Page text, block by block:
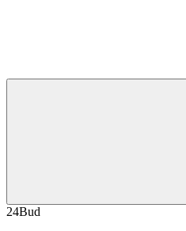
24Bud